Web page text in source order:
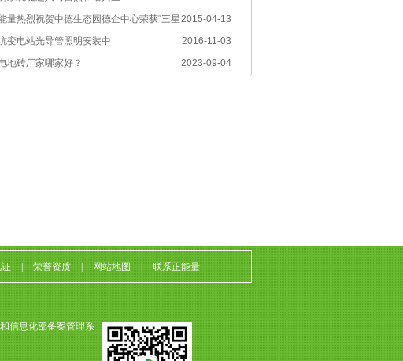
2015-04-13
量热烈祝贺中德生态园德企中心荣获“三星
设计标识”
2016-11-03
变电站光导管照明安装中
2023-09-04
地砖厂家哪家好？
荣誉资质 网站地图 联系正能量
信息化部备案管理系